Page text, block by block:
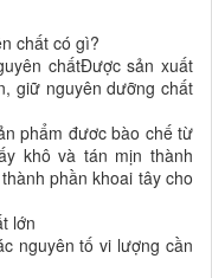
chất có gì?
chấtĐược sản xuất
giữ nguyên dưỡng chất
phẩm đươc bào chế từ
khô và tán mịn thành
phần khoai tây cho
lớn
nguyên tố vi lượng cần